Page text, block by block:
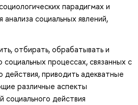
парадигмах и
социальных явлений,
отбирать, обрабатывать и
процессах, связанных с
действия, приводить адекватные
различные аспекты
действия